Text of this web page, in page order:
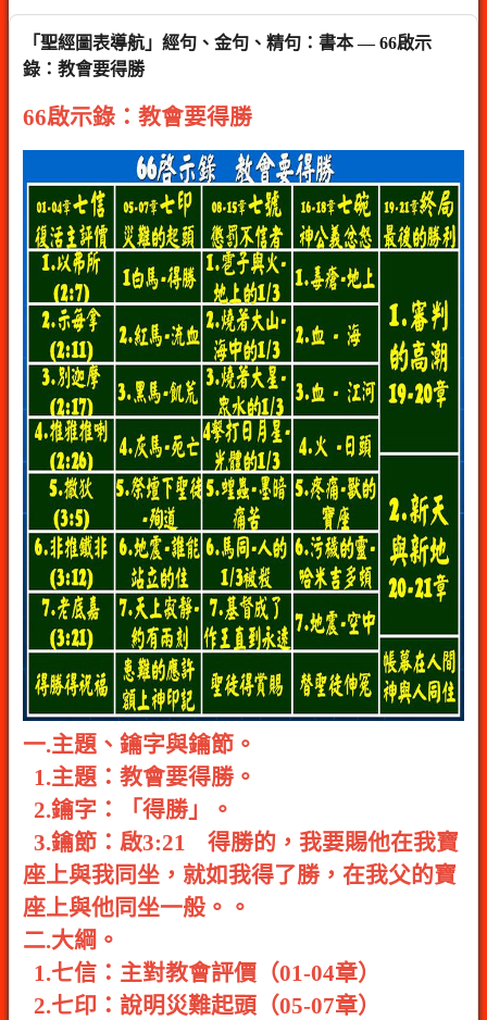
「聖經圖表導航」經句、金句、精句：書本 — 66啟示
錄：教會要得勝
66啟示錄：教會要得勝
一.主題、鑰字與鑰節。
1.主題：教會要得勝。
2.鑰字：「得勝」。
3.鑰節：啟3:21 得勝的，我要賜他在我寶
座上與我同坐，就如我得了勝，在我父的寶
座上與他同坐一般。。
二.大綱。
1.七信：主對教會評價（01-04章）
2.七印：說明災難起頭（05-07章）